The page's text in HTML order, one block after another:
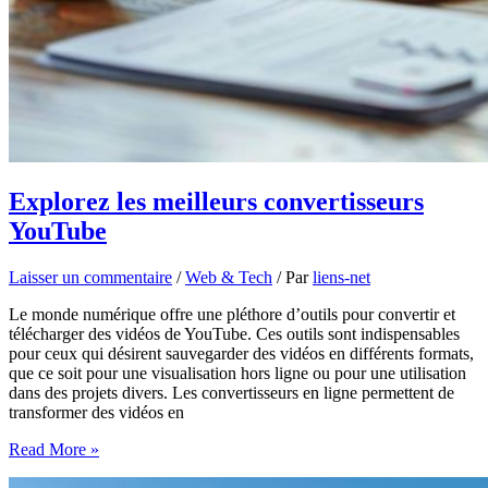
Explorez les meilleurs convertisseurs
YouTube
Laisser un commentaire /Web & Tech / Parliens-net
Le monde numérique offre une pléthore d’outils pour convertir et
télécharger des vidéos de YouTube. Ces outils sont indispensables
pour ceux qui désirent sauvegarder des vidéos en différents formats,
que ce soit pour une visualisation hors ligne ou pour une utilisation
dans des projets divers. Les convertisseurs en ligne permettent de
transformer des vidéos en
Explorez
Read More »